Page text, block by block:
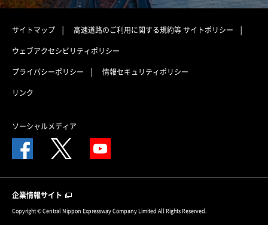
サイトマップ 高速道路のご利用に関する規約等サイトポリシー
ウェブアクセシビリティポリシー
プライバシーポリシー
情報セキュリティポリシー
リンク
ソーシャルメディア
企業情報サイト
Copyright © Central Nippon Expressway Company Limited All Rights Reserved.